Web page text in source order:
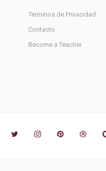
Terminos de Privacidad
Contacto
Become a Teacher